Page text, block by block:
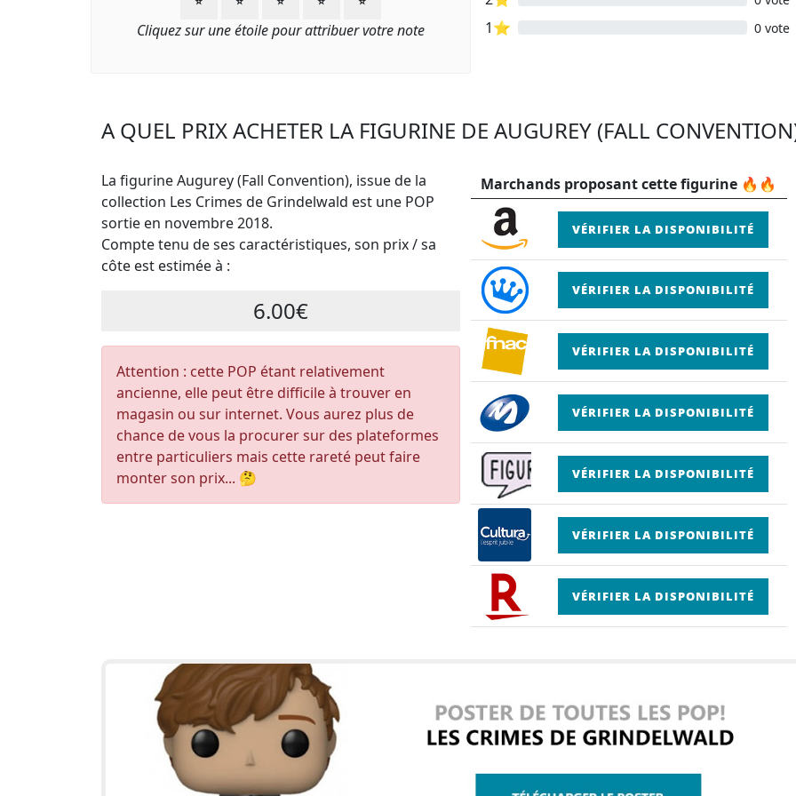
Cliquez sur une étoile pour attribuer votre note 1⭐ 0 vote
A QUEL PRIX ACHETER LA FIGURINE DE AUGUREY (FALL
La figurine Augurey (Fall Convention), issue de la
collection Les Crimes de Grindelwald est une POP
sortie en novembre 2018.
Compte tenu de ses caractéristiques, son prix / sa
côte est estimée à :
6.00€
Attention : cette POP étant relativement
ancienne, elle peut être difficile à trouver en
magasin ou sur internet. Vous aurez plus de
chance de vous la procurer sur des plateformes
entre particuliers mais cette rareté peut faire
monter son prix... 🤔
Marchands proposant cette figurine 🔥🔥
VÉRIFIER LA DISPONIBILITÉ
VÉRIFIER LA DISPONIBILITÉ
VÉRIFIER LA DISPONIBILITÉ
VÉRIFIER LA DISPONIBILITÉ
VÉRIFIER LA DISPONIBILITÉ
VÉRIFIER LA DISPONIBILITÉ
VÉRIFIER LA DISPONIBILITÉ